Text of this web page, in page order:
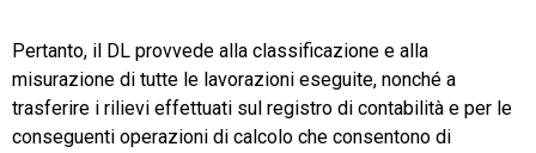
Pertanto, il DL provvede alla classificazione e alla
misurazione di tutte le lavorazioni eseguite, nonché a
trasferire i rilievi effettuati sul registro di contabilità e per le
conseguenti operazioni di calcolo che consentono di